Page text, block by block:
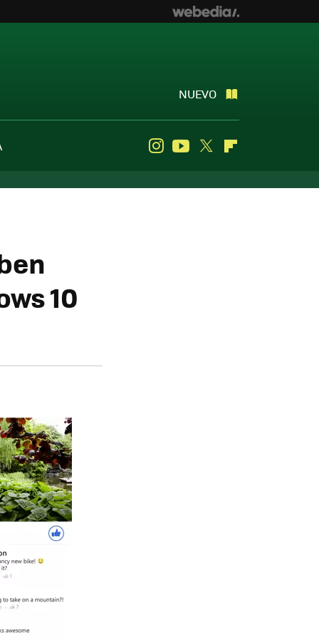
NUEVO
InstagramYoutube
Twitter
10